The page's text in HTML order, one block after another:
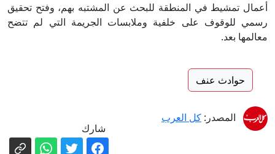
أعمال تمشيط في المنطقة للبحث عن المشتبه بهم، وفتح تحقيق
رسمي للوقوف على خلفية وملابسات الجريمة التي لم تتضح
معالمها بعد.
حوادث عنف
المصدر: كل العرب
شارك